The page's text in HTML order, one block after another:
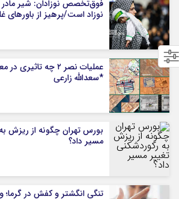
فوق‌تخصص نوزادان: شیر مادر
نوزاد است/پرهیز از باورهای
عملیات نصر ۲ چه
*سعدالله زارعی
بورس تهران چگونه از ریزش
مسیر داد؟
تنگی انگشتر و کفش در گرما؛